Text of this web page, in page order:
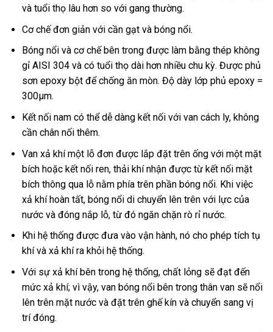
và tuổi thọ lâu hơn so với gang thường.
Cơ chế đơn giản với cần gạt và bóng nổi.
Bóng nổi và cơ chế bên trong được làm bằng thép không
gỉ AISI 304 và có tuổi thọ dài hơn nhiều chu kỳ. Được phủ
sơn epoxy bột để chống ăn mòn. Độ dày lớp phủ epoxy =
300µm.
Kết nối nam có thể dễ dàng kết nối với van cách ly, không
cần chân nối thêm.
Van xả khí một lỗ đơn được lắp đặt trên ống với một mặt
bích hoặc kết nối ren, thải khí nhận được từ kết nối mặt
bích thông qua lỗ nằm phía trên phần bóng nổi. Khi việc
xả khí hoàn tất, bóng nổi di chuyển lên trên với lực của
nước và đóng nắp lỗ, từ đó ngăn chặn rò rỉ nước.
Khi hệ thống được đưa vào vận hành, nó cho phép tích tụ
khí và xả khí ra khỏi hệ thống.
Với sự xả khí bên trong hệ thống, chất lỏng sẽ đạt đến
mức xả khí; vì vậy, van bóng nổi bên trong thân van sẽ nổi
lên trên mặt nước và đặt trên ghế kín và chuyển sang vị
trí đóng.